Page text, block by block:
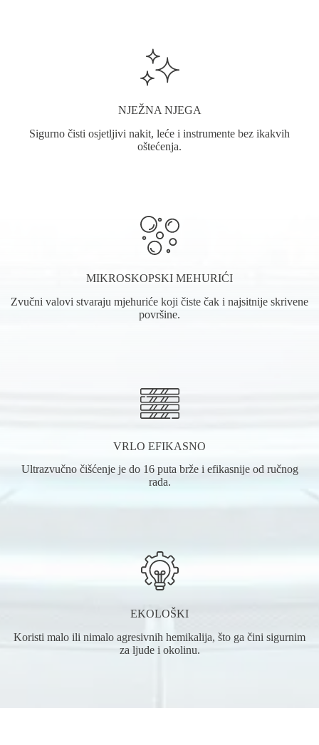
NJEŽNA NJEGA
Sigurno čisti osjetljivi nakit, leće i instrumente bez ikakvih
oštećenja.
MIKROSKOPSKI MEHURIĆI
Zvučni valovi stvaraju mjehuriće koji čiste čak i najsitnije skrivene
površine.
VRLO EFIKASNO
Ultrazvučno čišćenje je do 16 puta brže i efikasnije od ručnog
rada.
EKOLOŠKI
Koristi malo ili nimalo agresivnih hemikalija, što ga čini sigurnim
za ljude i okolinu.